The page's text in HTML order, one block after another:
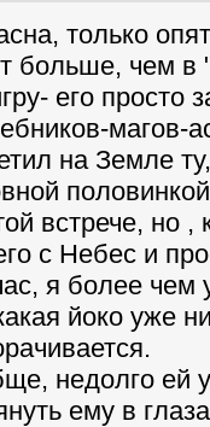
только
больше, чем в
его просто
магов-
на Земле
встрече, но ,
с Небес и
я более чем
йоко уже
недолго ей
ему в